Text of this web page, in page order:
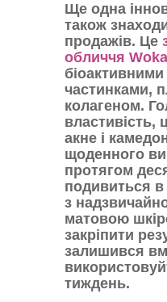
Ще одна
також
продажів. Це
обличчя
частинками,
колагеном.
властивість,
акне і
щоденного
протягом
подивиться
з
матовою
закріпити
залишився
тиждень.